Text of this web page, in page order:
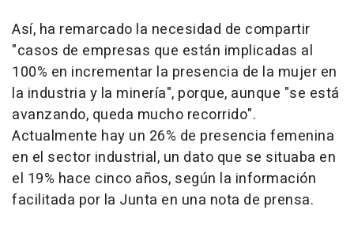
Así, ha remarcado la necesidad de compartir
"casos de empresas que están implicadas al
100% en incrementar la presencia de la mujer en
la industria y la minería", porque, aunque "se está
avanzando, queda mucho recorrido".
Actualmente hay un 26% de presencia femenina
en el sector industrial, un dato que se situaba en
el 19% hace cinco años, según la información
facilitada por la Junta en una nota de prensa.